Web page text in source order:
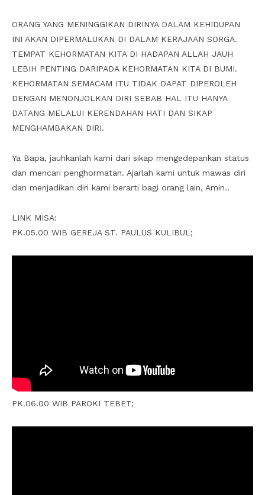
ORANG YANG MENINGGIKAN DIRINYA DALAM KEHIDUPAN
INI AKAN DIPERMALUKAN DI DALAM KERAJAAN SORGA.
TEMPAT KEHORMATAN KITA DI HADAPAN ALLAH JAUH
LEBIH PENTING DARIPADA KEHORMATAN KITA DI BUMI.
KEHORMATAN SEMACAM ITU TIDAK DAPAT DIPEROLEH
DENGAN MENONJOLKAN DIRI SEBAB HAL ITU HANYA
DATANG MELALUI KERENDAHAN HATI DAN SIKAP
MENGHAMBAKAN DIRI.
Ya Bapa, jauhkanlah kami dari sikap mengedepankan status
dan mencari penghormatan. Ajarlah kami untuk mawas diri
dan menjadikan diri kami berarti bagi orang lain, Amin..
LINK MISA:
PK.05.00 WIB GEREJA ST. PAULUS KULIBUL;
PK.06.00 WIB PAROKI TEBET;